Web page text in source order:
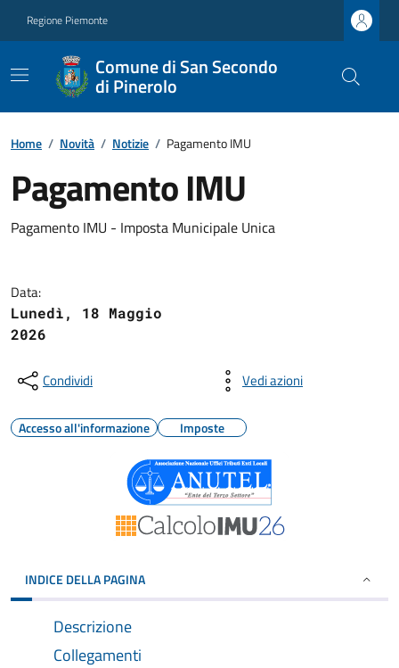
Regione Piemonte
Comune di San Secondo
di Pinerolo
Home / Novità / Notizie / Pagamento IMU
Pagamento IMU
Pagamento IMU - Imposta Municipale Unica
Data:
Lunedì, 18 Maggio
2026
Condividi Vedi azioni
Accesso all'informazione Imposte
INDICE DELLA PAGINA
Descrizione
Collegamenti